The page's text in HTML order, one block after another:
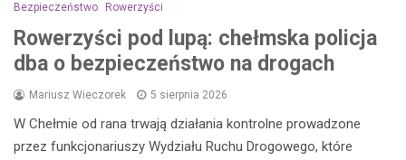
Bezpieczeństwo Rowerzyści
Rowerzyści pod lupą: chełmska policja
dba o bezpieczeństwo na drogach
Mariusz Wieczorek 5 sierpnia 2026
W Chełmie od rana trwają działania kontrolne prowadzone
przez funkcjonariuszy Wydziału Ruchu Drogowego, które